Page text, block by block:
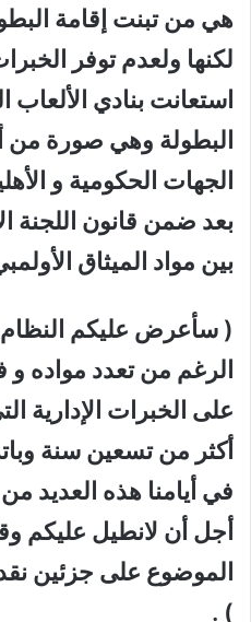
هي من تبنت إقامة
لكنها ولعدم توفر
استعانت بنادي
البطولة وهي صورة من
الجهات الحكومية و
بعد ضمن قانون اللجنة
بين مواد الميثاق
( سأعرض عليكم النظام
الرغم من تعدد مواده و
على الخبرات الإدارية
أكثر من تسعين سنة
في أيامنا هذه العديد
أجل أن لانطيل عليكم
الموضوع على جزئين
) .